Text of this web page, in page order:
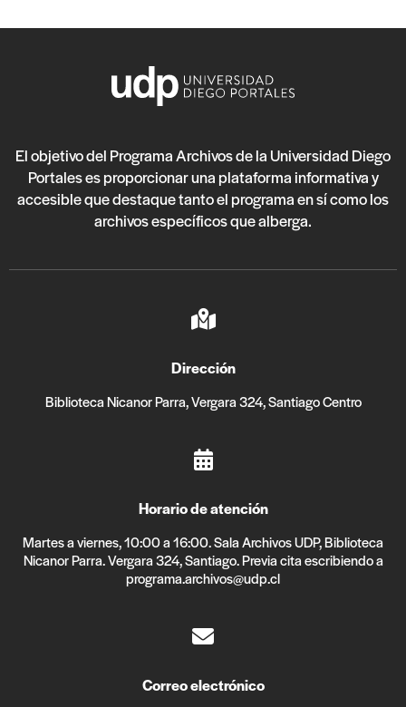
El objetivo del Programa Archivos de la Universidad Diego
Portales es proporcionar una plataforma informativa y
accesible que destaque tanto el programa en sí como los
archivos específicos que alberga.
Dirección
Biblioteca Nicanor Parra, Vergara 324, Santiago Centro
Horario de atención
Martes a viernes, 10:00 a 16:00. Sala Archivos UDP, Biblioteca
Nicanor Parra. Vergara 324, Santiago. Previa cita escribiendo a
programa.archivos@udp.cl
Correo electrónico